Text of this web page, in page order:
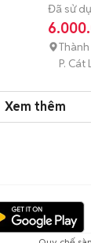
Đã sử
P. Cát
Xem thêm